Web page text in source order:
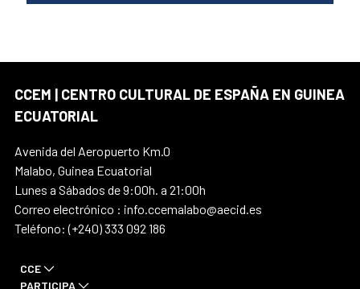
CCEM | CENTRO CULTURAL DE ESPAÑA EN GUINEA
ECUATORIAL
Avenida del Aeropuerto Km.0
Malabo, Guinea Ecuatorial
Lunes a Sábados de 9:00h. a 21:00h
Correo electrónico : info.ccemalabo@aecid.es
Teléfono: (+240) 333 092 186
CCE
PARTICIPA